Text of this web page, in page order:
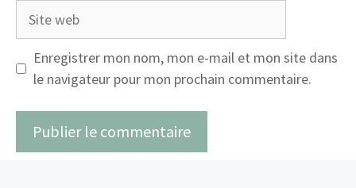
Site
Enregistrer mon nom, mon e-mail et mon site dans
le navigateur pour mon prochain commentaire.